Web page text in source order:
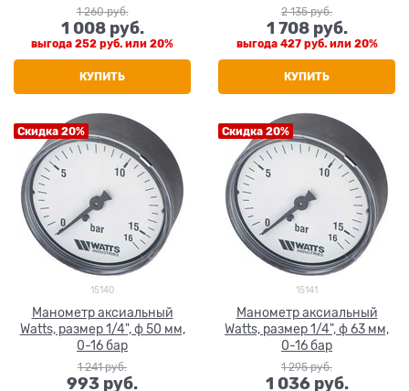
1 260 руб.
1 008 руб.
выгода 252 руб. или 20%
КУПИТЬ
2 135 руб.
1 708 руб.
выгода 427 руб.или 20%
КУПИТЬ
Скидка 20%
15140
Манометр аксиальный
Watts, размер 1/4", ф 50 мм,
0-16 бар
1 241 руб.
993 руб.
Скидка 20%
15141
Манометр аксиальный
Watts, размер 1/4", ф 63 мм,
0-16 бар
1 295 руб.
1 036 руб.